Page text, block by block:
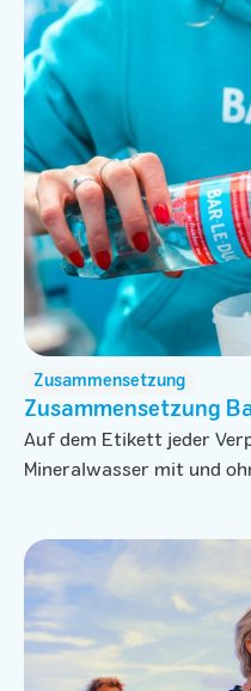
Zusammensetzung
Zusammensetzung
Auf dem Etikett jeder
Mineralwasser mit und